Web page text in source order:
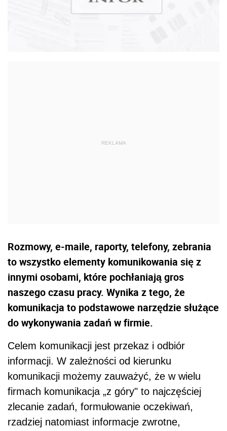
Rozmowy, e-maile, raporty, telefony, zebrania
to wszystko elementy komunikowania się z
innymi osobami, które pochłaniają gros
naszego czasu pracy. Wynika z tego, że
komunikacja to podstawowe narzędzie służące
do wykonywania zadań w firmie.
Celem komunikacji jest przekaz i odbiór
informacji. W zależności od kierunku
komunikacji możemy zauważyć, że w wielu
firmach komunikacja „z góry" to najczęściej
zlecanie zadań, formułowanie oczekiwań,
rzadziej natomiast informacje zwrotne,